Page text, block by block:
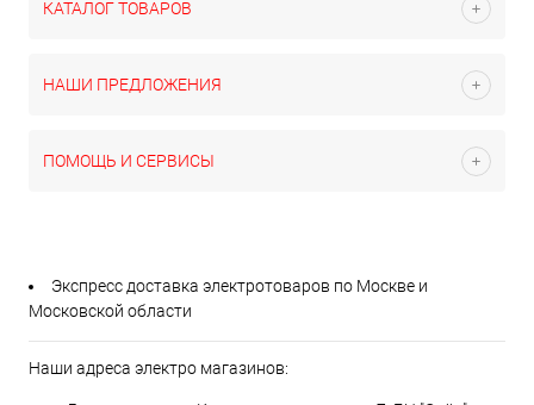
КАТАЛОГ ТОВАРОВ
НАШИ ПРЕДЛОЖЕНИЯ
ПОМОЩЬ И СЕРВИСЫ
Экспресс доставка электротоваров по Москве и
Московской области
Наши адреса электро магазинов: